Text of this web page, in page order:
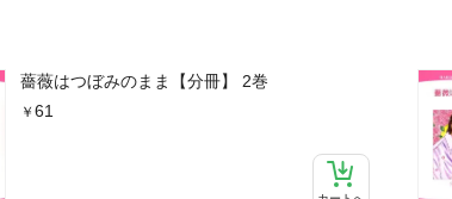
薔薇はつぼみのまま【分冊】 2巻
61